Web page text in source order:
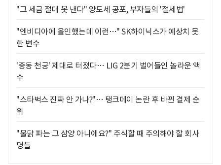
"그 세금 절대 못 낸다" 양도세 공포, 부자들의 '절세법'
"엔비디아에 올인했는데 이런…" SK하이닉스가 예상치 못
한 변수
'중동 천궁' 제대로 터졌다… LIG 2분기 벌어들인 놀라운 액
수
"스타벅스 진짜 안 가나?"… 탱크데이 논란 후 바뀐 결제 순
위
"불닭 파는 그 삼양 아니에요?" 주식할 때 주의해야 할 회사
명들